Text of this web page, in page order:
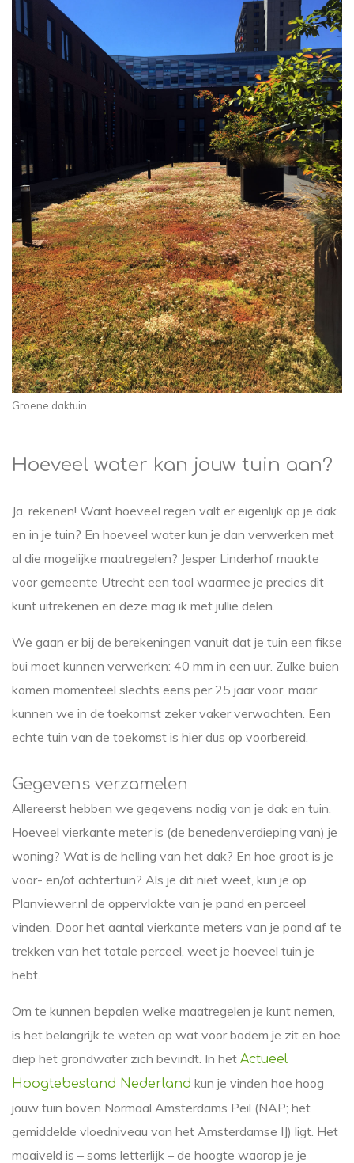
Groene daktuin
Hoeveel water kan jouw tuin aan?
Ja, rekenen! Want hoeveel regen valt er eigenlijk op je dak
en in je tuin? En hoeveel water kun je dan verwerken met
al die mogelijke maatregelen? Jesper Linderhof maakte
voor gemeente Utrecht een tool waarmee je precies dit
kunt uitrekenen en deze mag ik met jullie delen.
We gaan er bij de berekeningen vanuit dat je tuin een fikse
bui moet kunnen verwerken: 40 mm in een uur. Zulke buien
komen momenteel slechts eens per 25 jaar voor, maar
kunnen we in de toekomst zeker vaker verwachten. Een
echte tuin van de toekomst is hier dus op voorbereid.
Gegevens verzamelen
Allereerst hebben we gegevens nodig van je dak en tuin.
Hoeveel vierkante meter is (de benedenverdieping van) je
woning? Wat is de helling van het dak? En hoe groot is je
voor- en/of achtertuin? Als je dit niet weet, kun je op
Planviewer.nl de oppervlakte van je pand en perceel
vinden. Door het aantal vierkante meters van je pand af te
trekken van het totale perceel, weet je hoeveel tuin je
hebt.
Om te kunnen bepalen welke maatregelen je kunt nemen,
is het belangrijk te weten op wat voor bodem je zit en hoe
diep het grondwater zich bevindt. In het Actueel
Hoogtebestand Nederland kun je vinden hoe hoog
jouw tuin boven Normaal Amsterdams Peil (NAP; het
gemiddelde vloedniveau van het Amsterdamse IJ) ligt. Het
maaiveld is – soms letterlijk – de hoogte waarop je je